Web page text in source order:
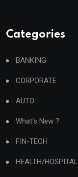
Categories
BANKING
CORPORATE
AUTO
What's New ?
FIN-TECH
HEALTH/HOSPITAL